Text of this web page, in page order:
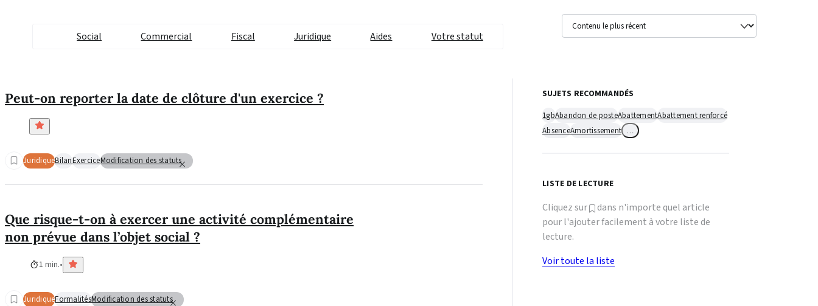
Social Commercial Fiscal Juridique Aides Votre statut
Peut-on reporter la date de clôture d'un exercice ?
JuridiqueBilanExerciceModification des statuts
Que risque-t-on à exercer une activité complémentaire
non prévue dans l’objet social ?
1 min.
JuridiqueFormalitésModification des statuts
SUJETS RECOMMANDÉS
1gbAbandon de posteAbattementAbattement renforcé
AbsenceAmortissement
LISTE DE LECTURE
Cliquez sur
dans n'importe quel article
pour l'ajouter facilement à votre liste de
lecture.
Voir toute la liste